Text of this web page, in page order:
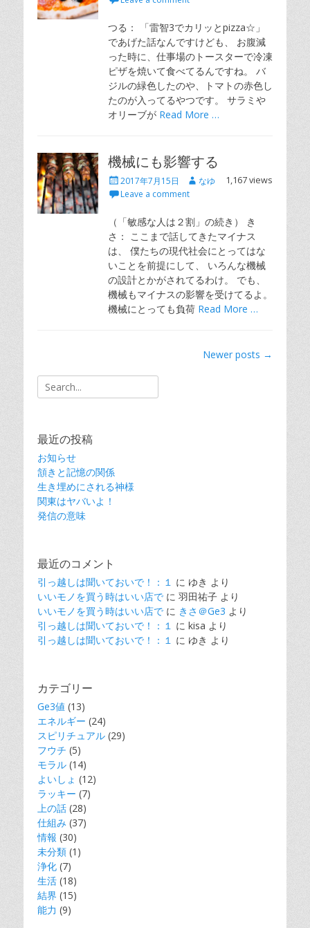
つる： 「雷智3でカリッとpizza☆」
であげた話なんですけども、 お腹減
った時に、仕事場のトースターで冷凍
ピザを焼いて食べてるんですね。 バ
ジルの緑色したのや、トマトの赤色し
たのが入ってるやつです。 サラミや
オリーブが Read More …
機械にも影響する
1,167 views
Posted
on
2017年7月15日 Author
なゆ
Leave a comment
（「敏感な人は２割」の続き） き
さ： ここまで話してきたマイナス
は、 僕たちの現代社会にとってはな
いことを前提にして、 いろんな機械
の設計とかがされてるわけ。 でも、
機械もマイナスの影響を受けてるよ。
機械にとっても負荷 Read More …
Newer posts →
Search
for:
最近の投稿
お知らせ
頷きと記憶の関係
生き埋めにされる神様
関東はヤバいよ！
発信の意味
最近のコメント
引っ越しは聞いておいで！：１ に ゆき より
いいモノを買う時はいい店で に 羽田祐子 より
いいモノを買う時はいい店で に きさ＠Ge3 より
引っ越しは聞いておいで！：１ に kisa より
引っ越しは聞いておいで！：１ に ゆき より
カテゴリー
Ge3値 (13)
エネルギー (24)
スピリチュアル (29)
フウチ (5)
モラル (14)
よいしょ (12)
ラッキー (7)
上の話 (28)
仕組み (37)
情報 (30)
未分類 (1)
浄化 (7)
生活 (18)
結界 (15)
能力 (9)